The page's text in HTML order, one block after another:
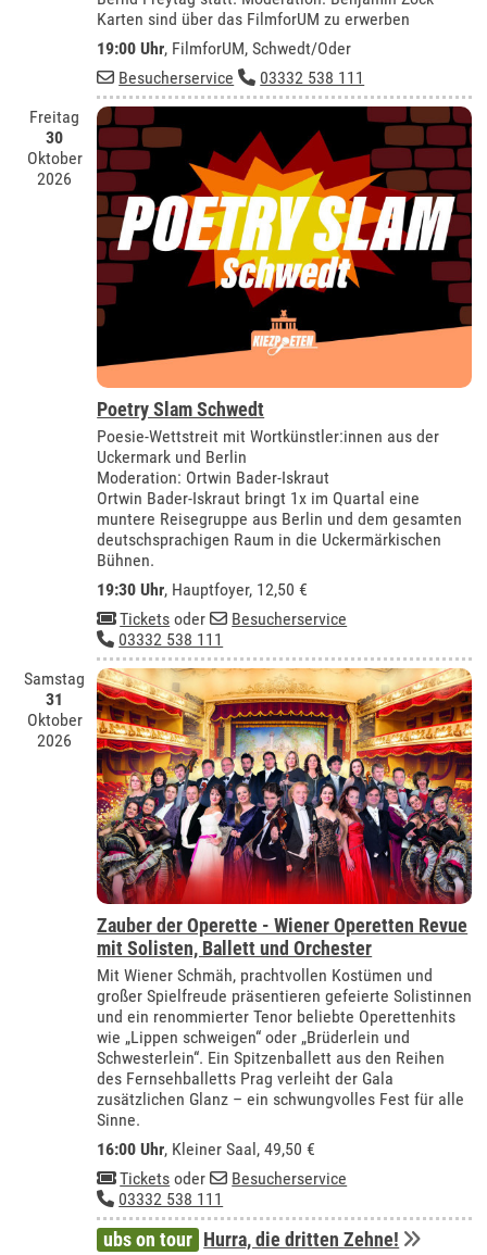
Karten sind über das FilmforUM zu erwerben
19:00 Uhr, FilmforUM, Schwedt/Oder
Besucherservice
03332 538 111
Freitag
30
Oktober
2026
Poetry Slam Schwedt
Poesie-Wettstreit mit Wortkünstler:innen aus der
Uckermark und Berlin
Moderation: Ortwin Bader-Iskraut
Ortwin Bader-Iskraut bringt 1x im Quartal eine
muntere Reisegruppe aus Berlin und dem gesamten
deutschsprachigen Raum in die Uckermärkischen
Bühnen.
19:30 Uhr, Hauptfoyer, 12,50 €
Tickets oder
Besucherservice
03332 538 111
Samstag
31
Oktober
2026
Zauber der Operette - Wiener Operetten Revue
mit Solisten, Ballett und Orchester
Mit Wiener Schmäh, prachtvollen Kostümen und
großer Spielfreude präsentieren gefeierte Solistinnen
und ein renommierter Tenor beliebte Operettenhits
wie „Lippen schweigen“ oder „Brüderlein und
Schwesterlein“. Ein Spitzenballett aus den Reihen
des Fernsehballetts Prag verleiht der Gala
zusätzlichen Glanz – ein schwungvolles Fest für alle
Sinne.
16:00 Uhr, Kleiner Saal, 49,50 €
Tickets oder
Besucherservice
03332 538 111
ubs on tour Hurra, die dritten Zehne!